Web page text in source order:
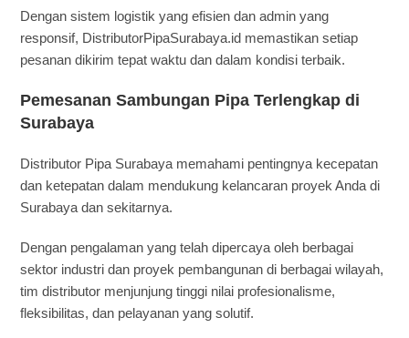
Dengan sistem logistik yang efisien dan admin yang
responsif, DistributorPipaSurabaya.id memastikan setiap
pesanan dikirim tepat waktu dan dalam kondisi terbaik.
Pemesanan Sambungan Pipa Terlengkap di
Surabaya
Distributor Pipa Surabaya memahami pentingnya kecepatan
dan ketepatan dalam mendukung kelancaran proyek Anda di
Surabaya dan sekitarnya.
Dengan pengalaman yang telah dipercaya oleh berbagai
sektor industri dan proyek pembangunan di berbagai wilayah,
tim distributor menjunjung tinggi nilai profesionalisme,
fleksibilitas, dan pelayanan yang solutif.